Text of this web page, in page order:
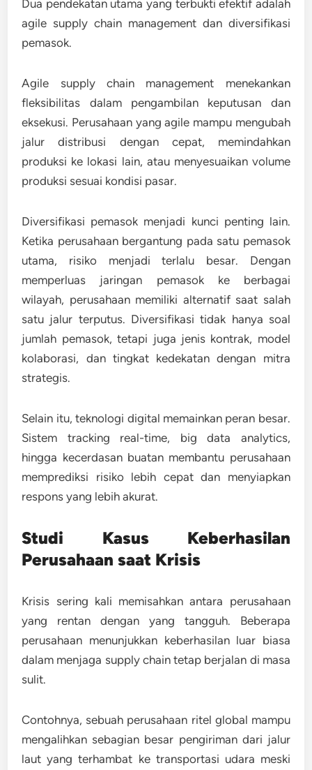
Dua pendekatan utama yang terbukti efektif adalah
agile supply chain management dan diversifikasi
pemasok.
Agile supply chain management menekankan
fleksibilitas dalam pengambilan keputusan dan
eksekusi. Perusahaan yang agile mampu mengubah
jalur distribusi dengan cepat, memindahkan
produksi ke lokasi lain, atau menyesuaikan volume
produksi sesuai kondisi pasar.
Diversifikasi pemasok menjadi kunci penting lain.
Ketika perusahaan bergantung pada satu pemasok
utama, risiko menjadi terlalu besar. Dengan
memperluas jaringan pemasok ke berbagai
wilayah, perusahaan memiliki alternatif saat salah
satu jalur terputus. Diversifikasi tidak hanya soal
jumlah pemasok, tetapi juga jenis kontrak, model
kolaborasi, dan tingkat kedekatan dengan mitra
strategis.
Selain itu, teknologi digital memainkan peran besar.
Sistem tracking real-time, big data analytics,
hingga kecerdasan buatan membantu perusahaan
memprediksi risiko lebih cepat dan menyiapkan
respons yang lebih akurat.
Studi Kasus Keberhasilan
Perusahaan saat Krisis
Krisis sering kali memisahkan antara perusahaan
yang rentan dengan yang tangguh. Beberapa
perusahaan menunjukkan keberhasilan luar biasa
dalam menjaga supply chain tetap berjalan di masa
sulit.
Contohnya, sebuah perusahaan ritel global mampu
mengalihkan sebagian besar pengiriman dari jalur
laut yang terhambat ke transportasi udara meski